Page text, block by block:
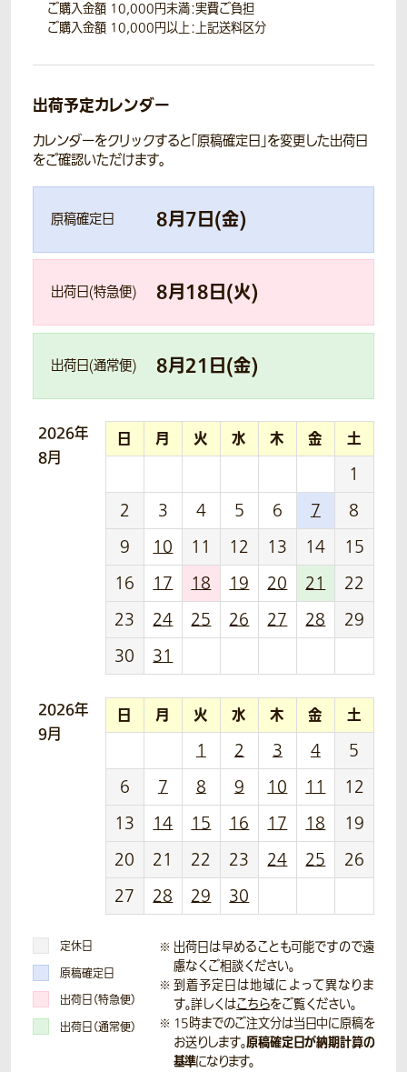
ご購入金額 10,000円未満：実費ご負担
ご購入金額 10,000円以上：上記送料区分
出荷予定カレンダー
カレンダーをクリックすると「原稿確定日」を変更した出荷日
をご確認いただけます。
原稿確定日 8月7日(金)
出荷日(特急便) 8月18日(火)
出荷日(通常便) 8月21 日(金)
2026年
8月
日 月 火 水 木 金 土
1
2
3 4 5 6 7
8
9
10 11 12 13 14
15
16
17 18 19 20 21
22
23
24 25 26 27 28
29
30
31
2026年
9月
日 月 火 水 木 金 土
1 2 3 4
5
6
7 8 9 10 11
12
13
14 15 16 17 18
19
20
21 22 23 24 25
26
27
28 29 30
定休日
原稿確定日
出荷日（特急便）
出荷日（通常便）
出荷日は早めることも可能ですので遠
慮なくご相談ください。
到着予定日は地域によって異なりま
す。詳しくはこちらをご覧ください。
15時までのご注文分は当日中に原稿を
お送りします。原稿確定日が納期計算の
基準になります。